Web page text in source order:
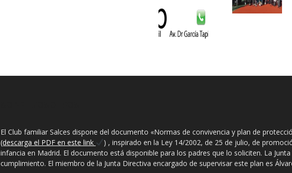
El Club familiar Salces dispone del documento «Normas de convivencia y plan de
(descarga el PDF en este link
) , inspirado en la Ley 14/2002, de 25 de julio, de
infancia en Madrid. El documento está disponible para los padres que lo soliciten. La
cumplimiento. El miembro de la Junta Directiva encargado de supervisar este plan es